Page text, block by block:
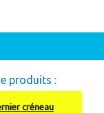
produits :
créneau